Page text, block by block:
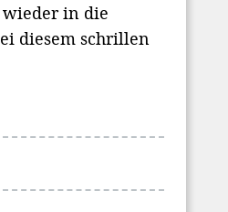
wieder in die
diesem schrillen